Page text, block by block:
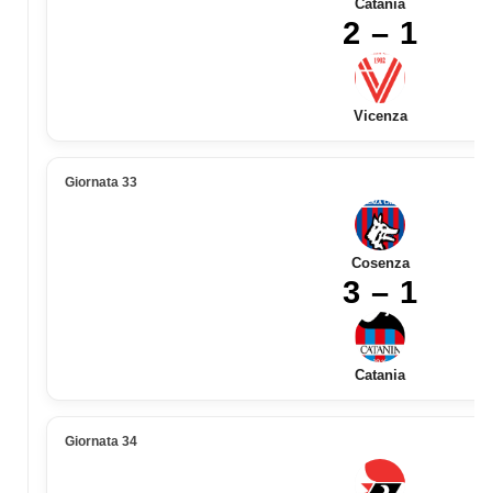
Catania
2 – 1
Vicenza
Giornata 33
Cosenza
3 – 1
Catania
Giornata 34